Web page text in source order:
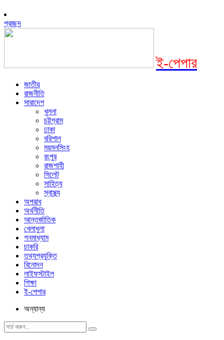
প্রচ্ছদ
ই-পেপার
জাতীয়
রাজনীতি
সারাদেশ
খুলনা
চট্টগ্রাম
ঢাকা
বরিশাল
ময়মনসিংহ
রংপুর
রাজশাহী
সিলেট
সাহিত্য
স্বাস্থ্য
অপরাধ
অর্থনীতি
আন্তর্জাতিক
খেলাধুলা
গনমাধ্যাম
চাকরি
তথ্যপ্রযুক্তি
বিনোদন
লাইফস্টাইল
শিক্ষা
ই-পেপার
অন্যান্য